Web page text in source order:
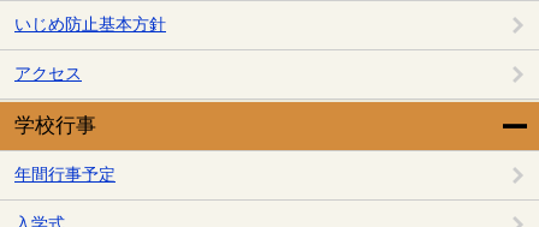
いじめ防止基本方針
アクセス
学校行事
年間行事予定